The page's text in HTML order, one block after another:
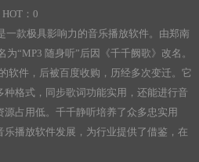
HOT：0
一款极具影响力的音乐播放软件。由郑南
为“MP3 随身听”后因《千千阙歌》改名。
软件，后被百度收购，历经多次变迁。它
格式，同步歌词功能实用，还能进行音
占用低。千千静听培养了众多忠实用
播放软件发展，为行业提供了借鉴，在